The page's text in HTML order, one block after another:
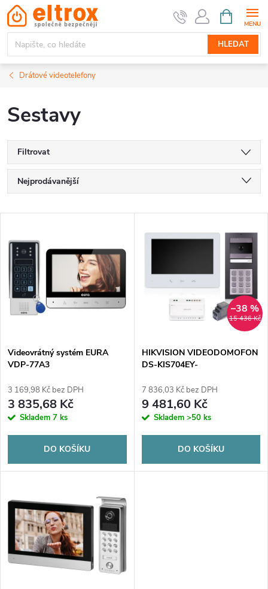
Přejít
na
obsah
HLEDAT
NÁKUPNÍ
KOŠÍK
Drátové videotelefony
Sestavy
Filtrovat
Ř
a
z
e
n
p
r
o
u
k
ů
Nejprodávanější
Abecedně
ý
p
i
s
p
r
o
d
u
k
t
Videovrátný systém EURA
VDP-77A3
3 169,98 Kč bez DPH
3 835,68 Kč
Skladem 7 ks
DO KOŠÍKU
15 436 Kč
–38 %
HIKVISION VIDEODOMOFON
DS-KIS704EY-
7 836,03 Kč bez DPH
9 481,60 Kč
Skladem >50 ks
DO KOŠÍKU